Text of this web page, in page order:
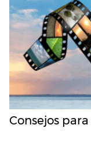
Consejos